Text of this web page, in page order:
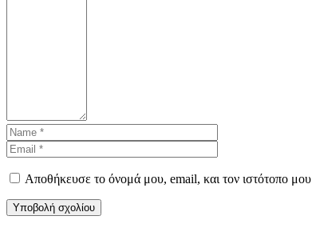
Αποθήκευσε το όνομά μου, email, και τον ιστότοπο